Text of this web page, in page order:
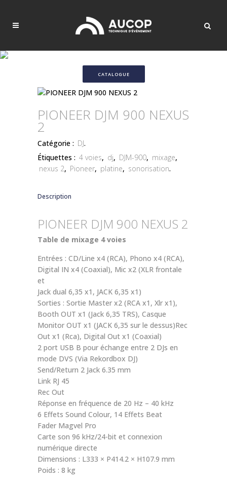
CATALOGUE
PIONEER DJM 900 NEXUS
2
Catégorie : DJ.
Étiquettes : 4 voies, dj, DJM-900, mixage,
nexus 2, Pioneer, platine, sonorisation.
Description
PIONEER DJM 900 NEXUS 2
Table de mixage 4 voies
Entrées : CD/Line x4 (RCA), Phono x4 (RCA),
Digital IN x4 (Coaxial), Mic x2 (XLR frontale
et
Jack dual 6,35 x1, JACK 6,35 x1)
Sorties : Sortie Master x2 (RCA x1, Xlr x1),
Booth OUT x1 (Jack 6,35 TRS), Casque
Monitor OUT x1 (JACK 6,35 sur le dessus)Rec
Out x1 (Rca), Digital Out x1 (Coaxial)
2 port USB B pour échange entre 2 DJs en
mode DVS (Via Rekordbox DJ)
Send/Return 2 Jack 6.35 mm
Link RJ 45
Rec Out
Réponse en fréquence de 20 Hz – 40 kHz
6 Effets Sound Colour, 14 Effets Beat
Fader Magvel Pro
Carte son 96 kHz/24-bit et connexion
numérique directe
Dimensions : L333 × P414.2 × H107.9 mm
Poids : 8 kg